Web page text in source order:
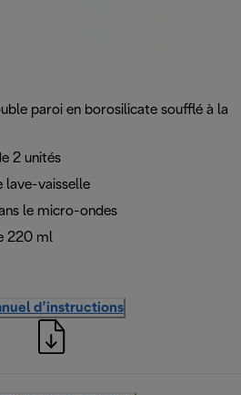
paroi en borosilicate soufflé à la
2 unités
lave-vaisselle
le micro-ondes
220 ml
d’instructions